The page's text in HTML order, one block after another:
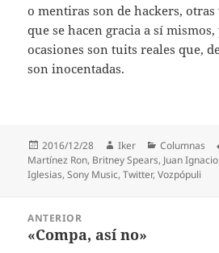
o mentiras son de hackers, otras
que se hacen gracia a sí
ocasiones son tuits reales que,
son inocentadas.
Publicado
el
2016/12/28 Autor
Iker Categorías
Columnas
Martínez Ron, Britney Spears, Juan
Iglesias,Sony Music,Twitter,Vozpópuli
entradas
ANTERIOR
Entrada
«Compa, así no»